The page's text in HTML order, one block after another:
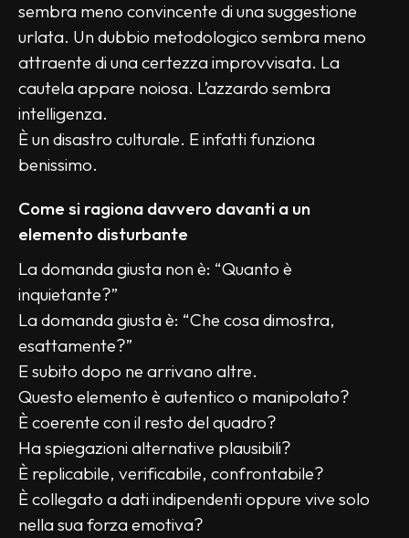
sembra meno convincente di una suggestione
urlata. Un dubbio metodologico sembra meno
attraente di una certezza improvvisata. La
cautela appare noiosa. L’azzardo sembra
intelligenza.
È un disastro culturale. E infatti funziona
benissimo.
Come si ragiona davvero davanti a un
elemento disturbante
La domanda giusta non è: “Quanto è
inquietante?”
La domanda giusta è: “Che cosa dimostra,
esattamente?”
E subito dopo ne arrivano altre.
Questo elemento è autentico o manipolato?
È coerente con il resto del quadro?
Ha spiegazioni alternative plausibili?
È replicabile, verificabile, confrontabile?
È collegato a dati indipendenti oppure vive solo
nella sua forza emotiva?